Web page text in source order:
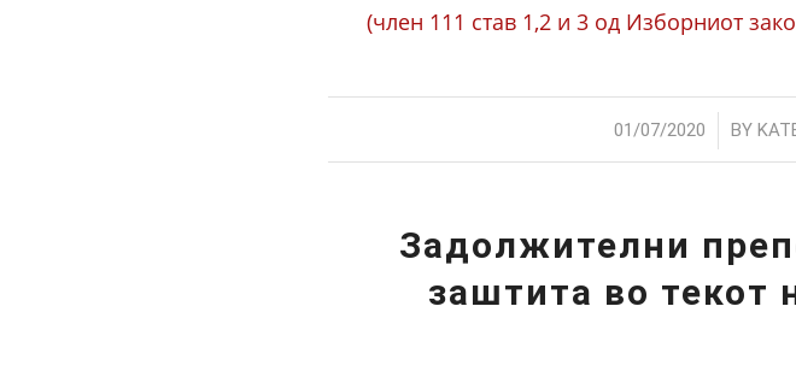
(член 111 став 1,2 и 3 од Изборниот
01/07/2020
/ BY
Задолжителни
заштита во текот